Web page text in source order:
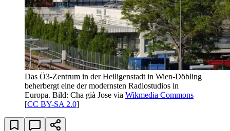
Das Ö3-Zentrum in der Heiligenstadt in Wien-Döbling
beherbergt eine der modernsten Radiostudios in
Europa. Bild: Cha già Jose via Wikmedia Commons
[CC BY-SA 2.0]